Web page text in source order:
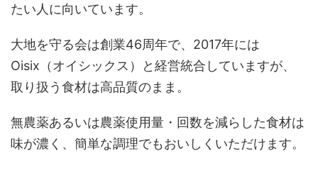
たい人に向いています。
大地を守る会は創業46周年で、2017年には
Oisix（オイシックス）と経営統合していますが、
取り扱う食材は高品質のまま。
無農薬あるいは農薬使用量・回数を減らした食材は
味が濃く、簡単な調理でもおいしくいただけます。